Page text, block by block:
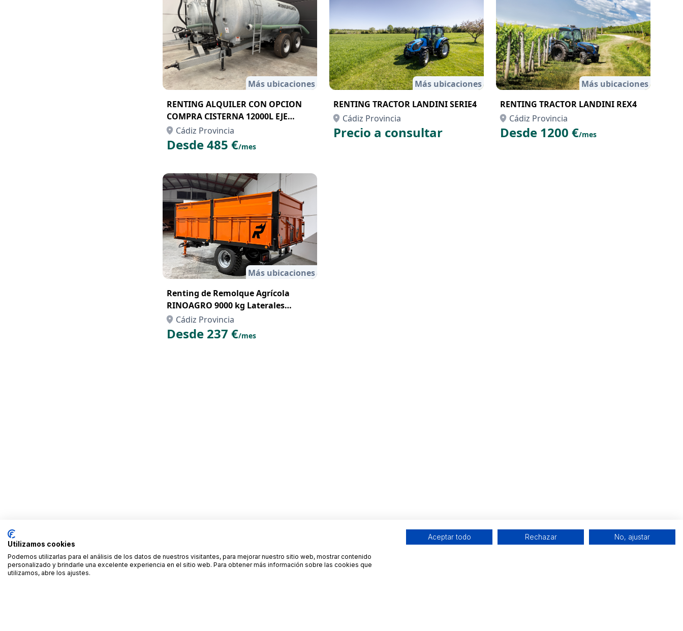
Más ubicaciones
RENTING ALQUILER CON OPCION
COMPRA CISTERNA 12000L EJE
TANDEM
Cádiz Provincia
Desde 485 €/mes
Más ubicaciones
RENTING TRACTOR LANDINI SERIE4
Cádiz Provincia
Precio a consultar
Más ubicaciones
RENTING TRACTOR LANDINI REX4
Cádiz Provincia
Desde 1200 €/mes
Más ubicaciones
Renting de Remolque Agrícola
RINOAGRO 9000 kg Laterales
Abatibles 1 Eje
Cádiz Provincia
Desde 237 €/mes
Utilizamos cookies
Podemos utilizarlas para el análisis de los datos de nuestros visitantes, para mejorar nuestro sitio web, mostrar contenido
personalizado y brindarle una excelente experiencia en el sitio web. Para obtener más información sobre las cookies que
utilizamos, abre los ajustes.
Aceptar todo Rechazar No, ajustar